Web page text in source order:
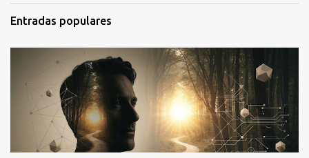
Entradas populares